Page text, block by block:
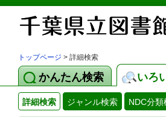
トップページ > 詳細検索
かんたん検索 いろ
詳細検索 ジャンル検索 NDC分類